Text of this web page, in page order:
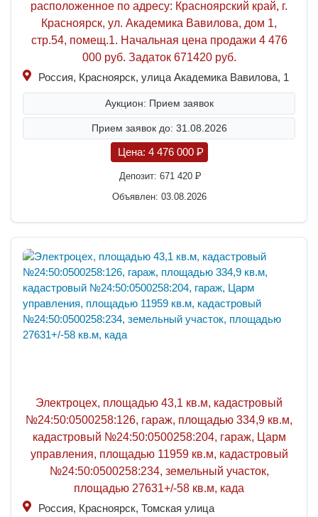
расположенное по адресу: Красноярский край, г.
Красноярск, ул. Академика Вавилова, дом 1,
стр.54, помещ.1. Начальная цена продажи 4 476
000 руб. Задаток 671420 руб.
Россия, Красноярск, улица Академика Вавилова, 1
Аукцион: Прием заявок
Прием заявок до: 31.08.2026
Цена: 4 476 000 P
Депозит: 671 420 P
Объявлен: 03.08.2026
Электроцех, площадью 43,1 кв.м, кадастровый
№24:50:0500258:126, гараж, площадью 334,9 кв.м,
кадастровый №24:50:0500258:204, гараж, Царм
управления, площадью 11959 кв.м, кадастровый
№24:50:0500258:234, земельный участок,
площадью 27631+/-58 кв.м, када
Россия, Красноярск, Томская улица